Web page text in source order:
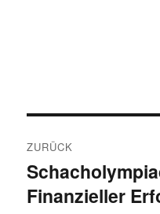
ZURÜCK
Vorheriger
Beitrag:
Finanzieller